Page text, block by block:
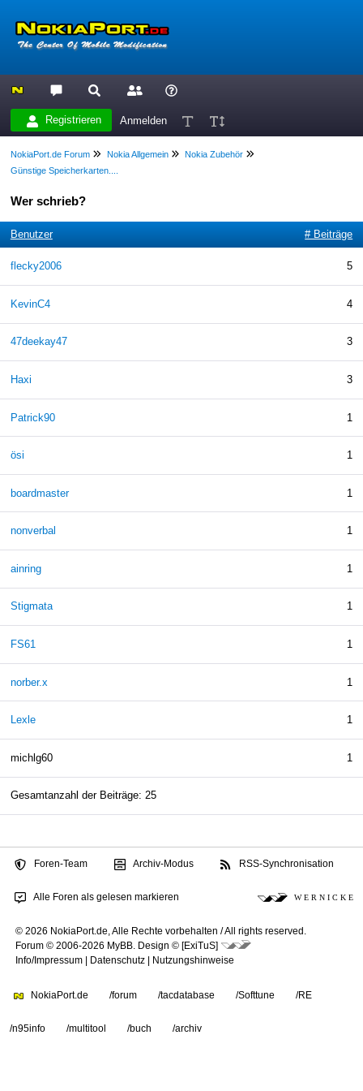
Registrieren Anmelden
NokiaPort.de Forum Nokia Allgemein
Nokia Zubehör
Günstige Speicherkarten....
Wer schrieb?
Benutzer # Beiträge
flecky2006 5
KevinC4 4
47deekay47 3
Haxi 3
Patrick90 1
ösi 1
boardmaster 1
nonverbal 1
ainring 1
Stigmata 1
FS61 1
norber.x 1
Lexle 1
michlg60 1
Gesamtanzahl der Beiträge: 25
Foren-Team Archiv-Modus RSS-Synchronisation
Alle Foren als gelesen markieren W E R N I C K E
© 2026 NokiaPort.de,Alle Rechte vorbehalten /All rights reserved.
Forum © 2006-2026 MyBB. Design © [ExiTuS]
Info/Impressum
Datenschutz Nutzungshinweise
NokiaPort.de /forum /tacdatabase /Softtune /RE
/n95info /multitool /buch /archiv